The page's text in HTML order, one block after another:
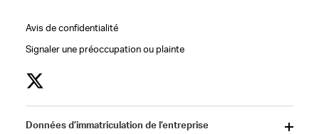
Avis de confidentialité
Signaler une préoccupation ou plainte
Données d’immatriculation de l’entreprise